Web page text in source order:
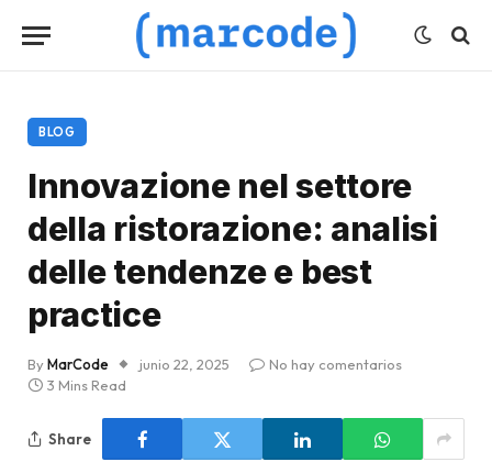
BLOG
Innovazione nel settore
della ristorazione: analisi
delle tendenze e best
practice
ByMarCode junio 22, 2025
No hay comentarios
3 Mins Read
Share